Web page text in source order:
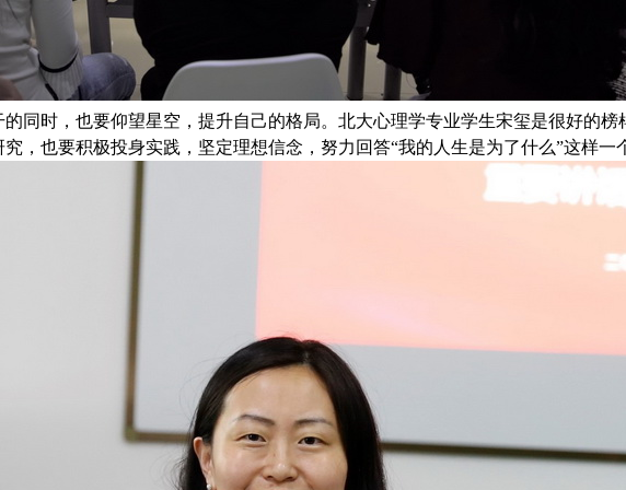
同时，也要仰望星空，提升自己的格局。北大心理学专业学生宋玺是很好的
，也要积极投身实践，坚定理想信念，努力回答“我的人生是为了什么”这样一